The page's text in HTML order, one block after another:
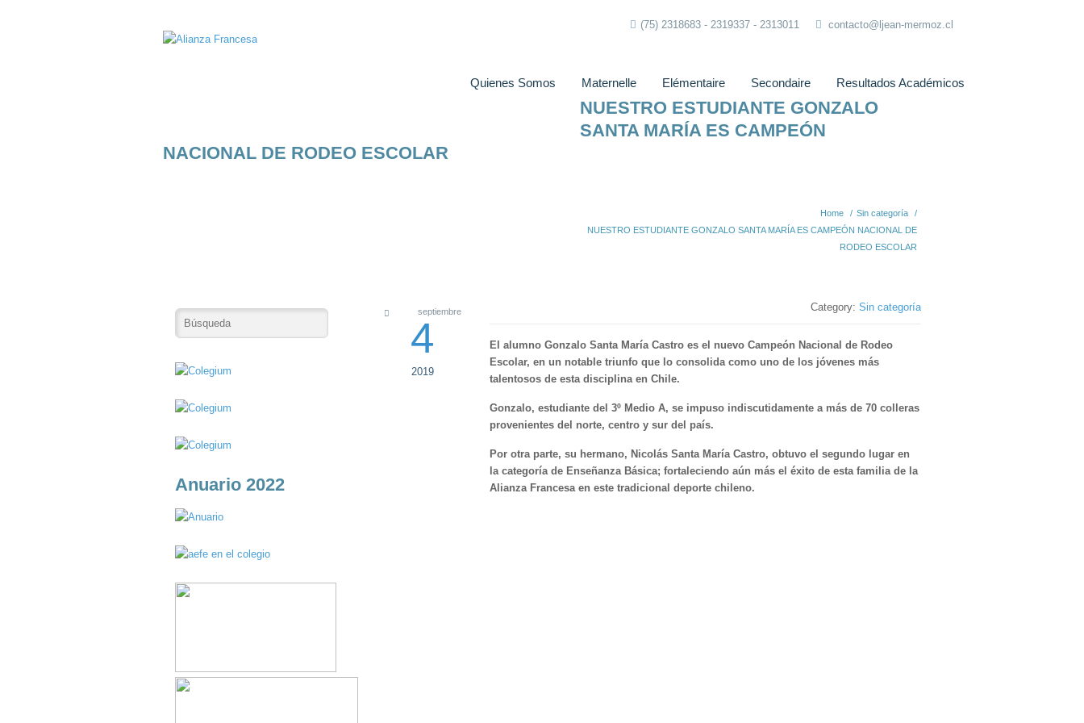
(75) 2318683 - 2319337 - 2313011 contacto@ljean-mermoz.cl
Quienes Somos Maternelle Elémentaire Secondaire Resultados Académicos
NUESTRO ESTUDIANTE GONZALO
SANTA MARÍA ES CAMPEÓN
NACIONAL DE RODEO ESCOLAR
Home / Sin categoría
/
NUESTRO ESTUDIANTE GONZALO SANTA MARÍA ES CAMPEÓN NACIONAL DE
RODEO ESCOLAR
4
septiembre
2019
Category: Sin categoría
El alumno Gonzalo Santa María Castro es el nuevo Campeón Nacional de Rodeo
Escolar, en un notable triunfo que lo consolida como uno de los jóvenes más
talentosos de esta disciplina en Chile.
Gonzalo, estudiante del 3º Medio A, se impuso indiscutidamente a más de 70 colleras
provenientes del norte, centro y sur del país.
Por otra parte, su hermano, Nicolás Santa María Castro, obtuvo el segundo lugar en
la categoría de Enseñanza Básica; fortaleciendo aún más el éxito de esta familia de la
Alianza Francesa en este tradicional deporte chileno.
Anuario 2022